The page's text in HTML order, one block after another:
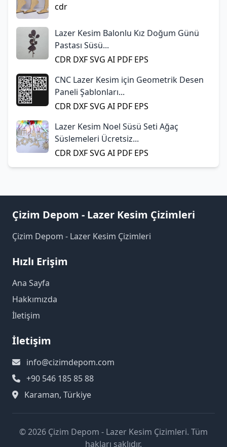
cdr
Lazer Kesim Balonlu Kız Doğum Günü
Pastası Süsü...
CDR DXFSVG AI PDF EPS
CNC Lazer Kesim için Geometrik Desen
Paneli Şablonları...
CDR DXFSVG AI PDF EPS
Lazer Kesim Noel Süsü Seti Ağaç
Süslemeleri Ücretsiz...
CDR DXFSVG AI PDF EPS
Çizim Depom - Lazer Kesim Çizimleri
Çizim Depom - Lazer Kesim Çizimleri
Hızlı Erişim
Ana Sayfa
Hakkımızda
İletişim
İletişim
info@cizimdepom.com
+90 546 185 85 88
Karaman, Türkiye
© 2026 Çizim Depom - Lazer Kesim Çizimleri. Tüm
hakları saklıdır.